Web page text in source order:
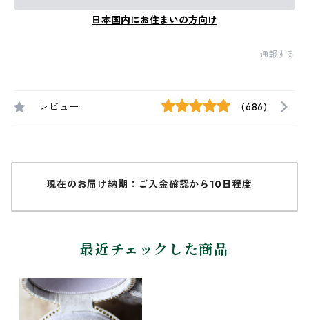
日本国内にお住まいの方向け
通報する
レビュー (686)
現在のお届け納期：ご入金確認から10日程度
最近チェックした商品